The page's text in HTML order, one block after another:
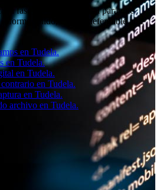
fase del análisis digital para que
informe sólido, claro y defendible ante
en Tudela.
en Tudela.
en Tudela.
en Tudela.
en Tudela.
archivo en Tudela.